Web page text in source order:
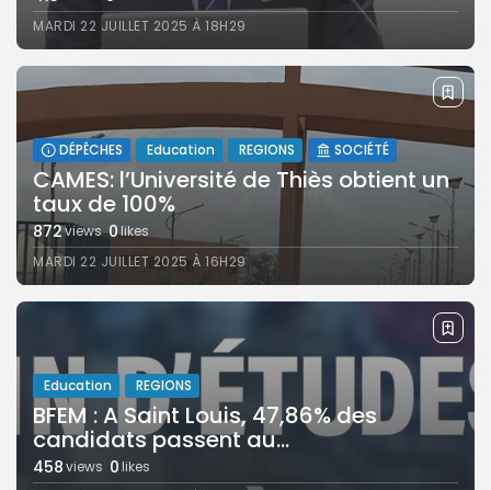
MARDI 22 JUILLET 2025 À 18H29
DÉPÊCHES Education REGIONS SOCIÉTÉ
CAMES: l’Université de Thiès obtient un
taux de 100%
872views 0likes
MARDI 22 JUILLET 2025 À 16H29
Education REGIONS
BFEM : A Saint Louis, 47,86% des
candidats passent au...
458views 0 likes